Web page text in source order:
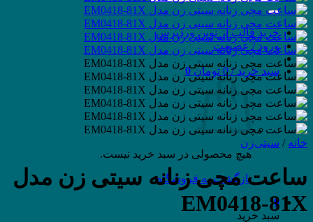
برای:
خرید قالب از نوین وردپرس
ورود / عضویت
سبد خرید /0 تومان 0
هیچ محصولی در سبد خرید نیست.
بازگشت به فروشگاه
0
سبد خرید
خانه / سیتی‌زن
ساعت مچی زنانه سیتی زن مدل
EM0418-81X